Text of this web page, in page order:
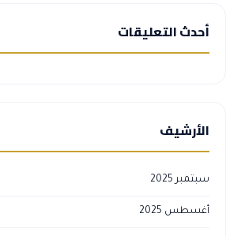
أحدث التعليقات
الأرشيف
سبتمبر 2025
أغسطس 2025